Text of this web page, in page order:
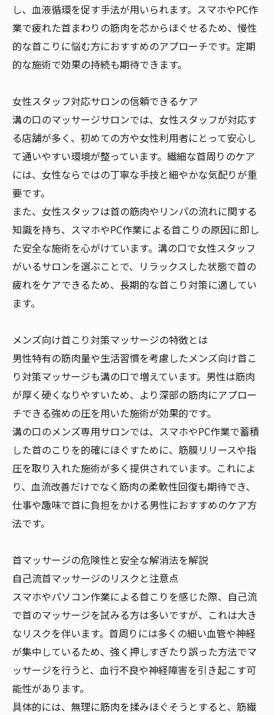
し、血液循環を促す手法が用いられます。スマホやPC作
業で疲れた首まわりの筋肉を芯からほぐせるため、慢性
的な首こりに悩む方におすすめのアプローチです。定期
的な施術で効果の持続も期待できます。
女性スタッフ対応サロンの信頼できるケア
溝の口のマッサージサロンでは、女性スタッフが対応す
る店舗が多く、初めての方や女性利用者にとって安心し
て通いやすい環境が整っています。繊細な首周りのケア
には、女性ならではの丁寧な手技と細やかな気配りが重
要です。
また、女性スタッフは首の筋肉やリンパの流れに関する
知識を持ち、スマホやPC作業による首こりの原因に即し
た安全な施術を心がけています。溝の口で女性スタッフ
がいるサロンを選ぶことで、リラックスした状態で首の
疲れをケアできるため、長期的な首こり対策に適してい
ます。
メンズ向け首こり対策マッサージの特徴とは
男性特有の筋肉量や生活習慣を考慮したメンズ向け首こ
り対策マッサージも溝の口で増えています。男性は筋肉
が厚く硬くなりやすいため、より深部の筋肉にアプロー
チできる強めの圧を用いた施術が効果的です。
溝の口のメンズ専用サロンでは、スマホやPC作業で蓄積
した首のこりを的確にほぐすために、筋膜リリースや指
圧を取り入れた施術が多く提供されています。これによ
り、血流改善だけでなく筋肉の柔軟性回復も期待でき、
仕事や趣味で首に負担をかける男性におすすめのケア方
法です。
首マッサージの危険性と安全な解消法を解説
自己流首マッサージのリスクと注意点
スマホやパソコン作業による首こりを感じた際、自己流
で首のマッサージを試みる方は多いですが、これは大き
なリスクを伴います。首周りには多くの細い血管や神経
が集中しているため、強く押しすぎたり誤った方法でマ
ッサージを行うと、血行不良や神経障害を引き起こす可
能性があります。
具体的には、無理に筋肉を揉みほぐそうとすると、筋繊